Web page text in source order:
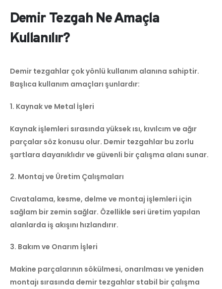
Demir Tezgah Ne Amaçla
Kullanılır?
Demir tezgahlar çok yönlü kullanım alanına sahiptir.
Başlıca kullanım amaçları şunlardır:
1. Kaynak ve Metal İşleri
Kaynak işlemleri sırasında yüksek ısı, kıvılcım ve ağır
parçalar söz konusu olur. Demir tezgahlar bu zorlu
şartlara dayanıklıdır ve güvenli bir çalışma alanı sunar.
2. Montaj ve Üretim Çalışmaları
Cıvatalama, kesme, delme ve montaj işlemleri için
sağlam bir zemin sağlar. Özellikle seri üretim yapılan
alanlarda iş akışını hızlandırır.
3. Bakım ve Onarım İşleri
Makine parçalarının sökülmesi, onarılması ve yeniden
montajı sırasında demir tezgahlar stabil bir çalışma